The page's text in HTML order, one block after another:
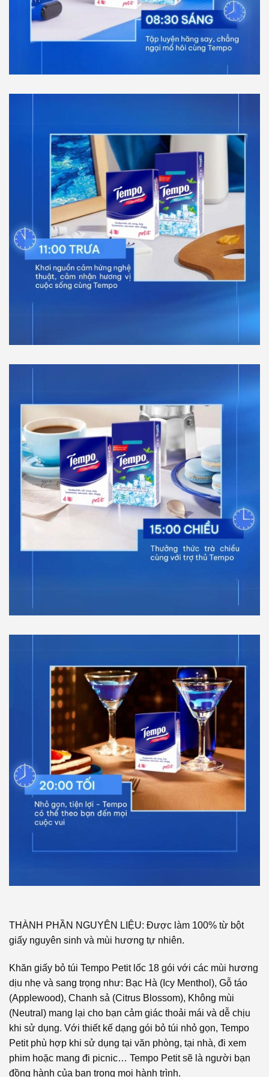
THÀNH PHẦN NGUYÊN LIỆU: Được làm 100% từ bột
giấy nguyên sinh và mùi hương tự nhiên.
Khăn giấy bỏ túi Tempo Petit lốc 18 gói với các mùi hương
dịu nhẹ và sang trọng như: Bạc Hà (Icy Menthol), Gỗ táo
(Applewood), Chanh sả (Citrus Blossom), Không mùi
(Neutral) mang lại cho bạn cảm giác thoải mái và dễ chịu
khi sử dụng. Với thiết kế dạng gói bỏ túi nhỏ gọn, Tempo
Petit phù hợp khi sử dụng tại văn phòng, tại nhà, đi xem
phim hoặc mang đi picnic… Tempo Petit sẽ là người bạn
đồng hành của bạn trong mọi hành trình.